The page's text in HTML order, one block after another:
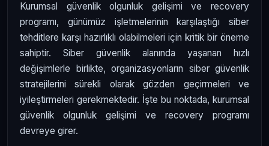
Kurumsal güvenlik olgunluk gelişimi ve recovery
programı, günümüz işletmelerinin karşılaştığı siber
tehditlere karşı hazırlıklı olabilmeleri için kritik bir öneme
sahiptir. Siber güvenlik alanında yaşanan hızlı
değişimlerle birlikte, organizasyonların siber güvenlik
stratejilerini sürekli olarak gözden geçirmeleri ve
iyileştirmeleri gerekmektedir. İşte bu noktada, kurumsal
güvenlik olgunluk gelişimi ve recovery programı
devreye girer.